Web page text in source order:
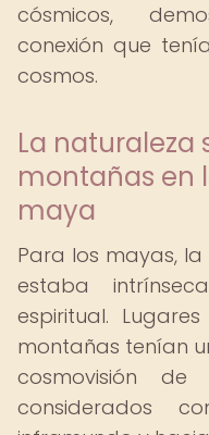
cósmicos,
conexión que
cosmos.
La naturaleza
montañas en
maya
Para los mayas,
estaba
espiritual.
montañas tenían
cosmovisión de
considerados